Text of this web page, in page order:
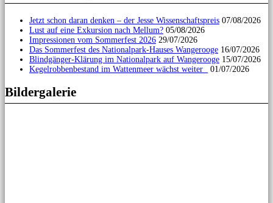
Jetzt schon daran denken – der Jesse Wissenschaftspreis 07/08/2026
Lust auf eine Exkursion nach Mellum? 05/08/2026
Impressionen vom Sommerfest 2026 29/07/2026
Das Sommerfest des Nationalpark-Hauses Wangerooge 16/07/2026
Blindgänger-Klärung im Nationalpark auf Wangerooge 15/07/2026
Kegelrobbenbestand im Wattenmeer wächst weiter
01/07/2026
Bildergalerie